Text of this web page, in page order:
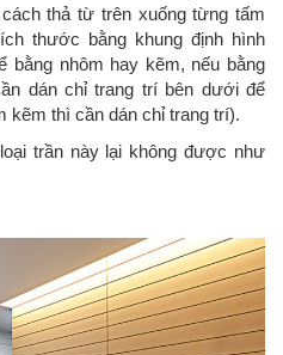
thả từ trên xuống từng tấm
thước bằng khung định hình
bằng nhôm hay kẽm, nếu bằng
dán chỉ trang trí bên dưới để
kẽm thì cần dán chỉ trang trí).
trần này lại không được như